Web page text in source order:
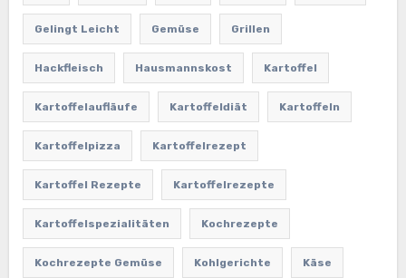
Gelingt Leicht Gemüse Grillen
Hackfleisch Hausmannskost Kartoffel
Kartoffelaufläufe Kartoffeldiät Kartoffeln
Kartoffelpizza Kartoffelrezept
Kartoffel Rezepte Kartoffelrezepte
Kartoffelspezialitäten Kochrezepte
Kochrezepte Gemüse Kohlgerichte Käse